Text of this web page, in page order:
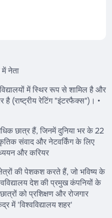
नेता
में स्थिर रूप से शामिल है और
है (राष्ट्रीय रेटिंग "इंटरफैक्स")। •
छात्र हैं, जिनमें दुनिया भर के 22
संवाद और नेटवर्किंग के लिए
और करियर
की पेशकश करते हैं, जो भविष्य के
देश की प्रमुख कंपनियों के
को प्रशिक्षण और रोजगार
में 'विश्वविद्यालय शहर'